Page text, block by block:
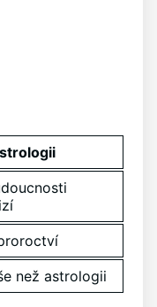
než astrologii